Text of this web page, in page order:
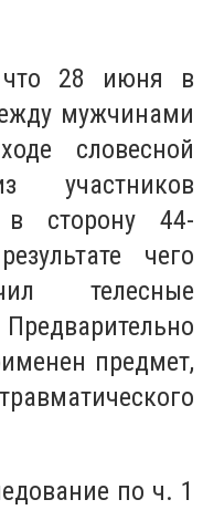
28 июня в
мужчинами
словесной
участников
в сторону 44-
чего
телесные
предмет,
по ч. 1